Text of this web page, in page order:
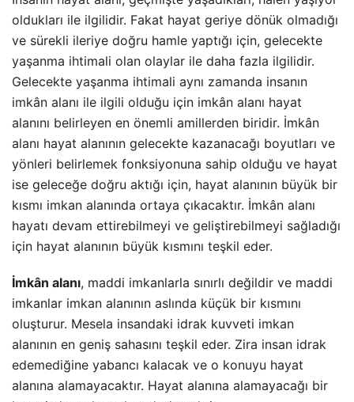
oldukları ile ilgilidir. Fakat hayat geriye dönük olmadığı
ve sürekli ileriye doğru hamle yaptığı için, gelecekte
yaşanma ihtimali olan olaylar ile daha fazla ilgilidir.
Gelecekte yaşanma ihtimali aynı zamanda insanın
imkân alanı ile ilgili olduğu için imkân alanı hayat
alanını belirleyen en önemli amillerden biridir. İmkân
alanı hayat alanının gelecekte kazanacağı boyutları ve
yönleri belirlemek fonksiyonuna sahip olduğu ve hayat
ise geleceğe doğru aktığı için, hayat alanının büyük bir
kısmı imkan alanında ortaya çıkacaktır. İmkân alanı
hayatı devam ettirebilmeyi ve geliştirebilmeyi sağladığı
için hayat alanının büyük kısmını teşkil eder.
İmkân alanı, maddi imkanlarla sınırlı değildir ve maddi
imkanlar imkan alanının aslında küçük bir kısmını
oluşturur. Mesela insandaki idrak kuvveti imkan
alanının en geniş sahasını teşkil eder. Zira insan idrak
edemediğine yabancı kalacak ve o konuyu hayat
alanına alamayacaktır. Hayat alanına alamayacağı bir